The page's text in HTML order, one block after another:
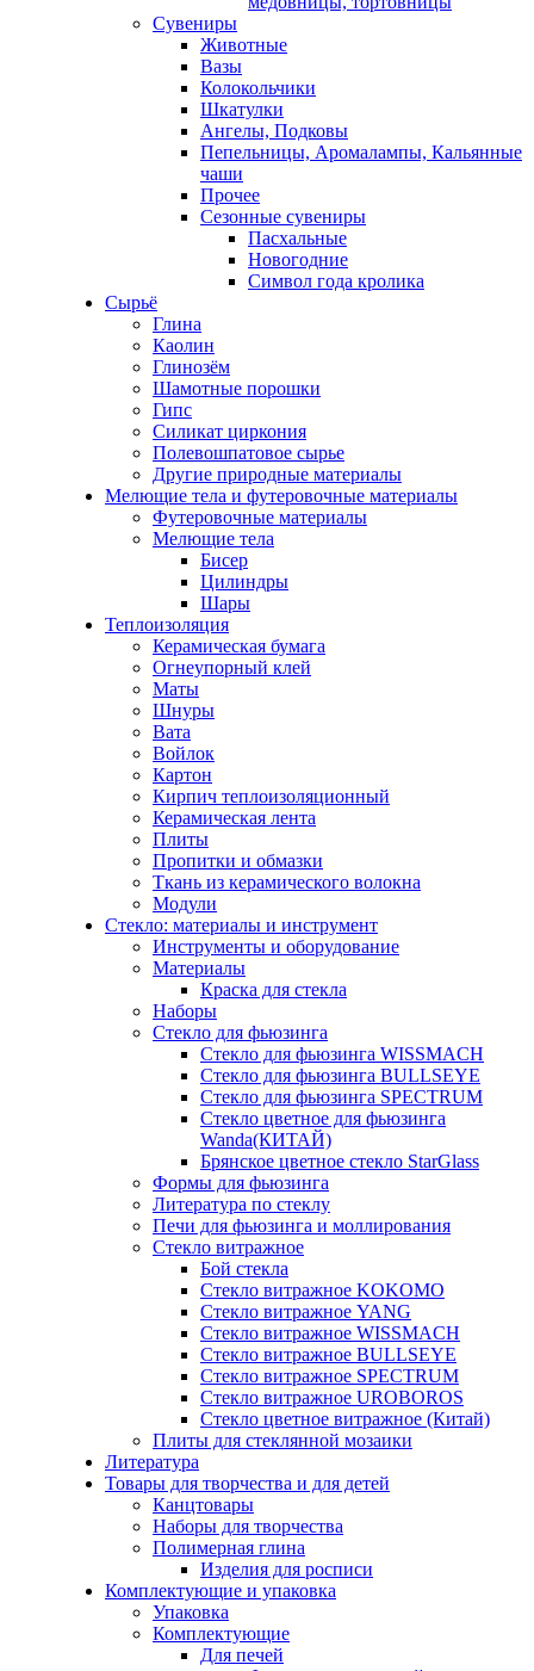
Сувениры
Животные
Вазы
Колокольчики
Шкатулки
Ангелы, Подковы
Пепельницы, Аромалампы, Кальянные
чаши
Прочее
Сезонные сувениры
Пасхальные
Новогодние
Символ года кролика
Сырьё
Глина
Каолин
Глинозём
Шамотные порошки
Гипс
Силикат циркония
Полевошпатовое сырье
Другие природные материалы
Мелющие тела и футеровочные материалы
Футеровочные материалы
Мелющие тела
Бисер
Цилиндры
Шары
Теплоизоляция
Керамическая бумага
Огнеупорный клей
Маты
Шнуры
Вата
Войлок
Картон
Кирпич теплоизоляционный
Керамическая лента
Плиты
Пропитки и обмазки
Ткань из керамического волокна
Модули
Стекло: материалы и инструмент
Инструменты и оборудование
Материалы
Краска для стекла
Наборы
Стекло для фьюзинга
Стекло для фьюзинга WISSMACH
Стекло для фьюзинга BULLSEYE
Стекло для фьюзинга SPECTRUM
Стекло цветное для фьюзинга
Wanda(КИТАЙ)
Брянское цветное стекло StarGlass
Формы для фьюзинга
Литература по стеклу
Печи для фьюзинга и моллирования
Стекло витражное
Бой стекла
Стекло витражное KOKOMO
Стекло витражное YANG
Стекло витражное WISSMACH
Стекло витражное BULLSEYE
Стекло витражное SPECTRUM
Стекло витражное UROBOROS
Стекло цветное витражное (Китай)
Плиты для стеклянной мозаики
Литература
Товары для творчества и для детей
Канцтовары
Наборы для творчества
Полимерная глина
Изделия для росписи
Комплектующие и упаковка
Упаковка
Комплектующие
Для печей